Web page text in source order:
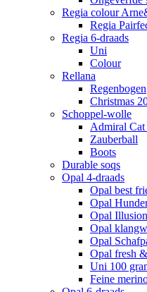
Regia colour
Regia
Regia 6-draads
Uni
Colour
Rellana
Regenbogen
Christmas
Schoppel-wolle
Admiral Cat
Zauberball
Boots
Durable soqs
Opal 4-draads
Opal best
Opal
Opal Illusion
Opal
Opal
Opal fresh
Uni 100
Feine